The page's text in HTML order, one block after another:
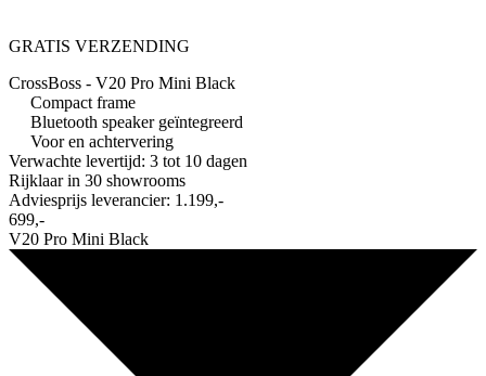
GRATIS VERZENDING
CrossBoss - V20 Pro Mini Black
Compact frame
Bluetooth speaker geïntegreerd
Voor en achtervering
Verwachte levertijd: 3 tot 10 dagen
Rijklaar in 30 showrooms
Adviesprijs leverancier: 1.199,-
699,-
V20 Pro Mini Black